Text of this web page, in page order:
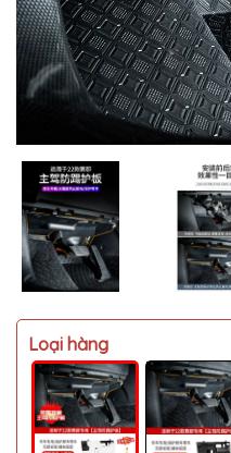
NISSAN
VOLKSWAGEN
MERCEDES
FORD
MITSUBISHI
BMW
VOLVO
SUZUKI
PORSCHE
LEXUS
MG
Loại hàng